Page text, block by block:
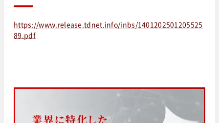
https://www.release.tdnet.info/inbs/1401202501205525
89.pdf